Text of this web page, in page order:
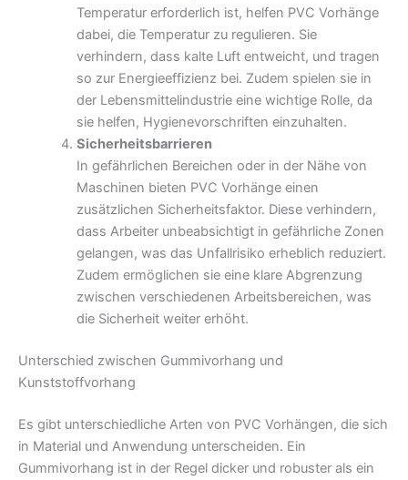
Temperatur erforderlich ist, helfen PVC Vorhänge
dabei, die Temperatur zu regulieren. Sie
verhindern, dass kalte Luft entweicht, und tragen
so zur Energieeffizienz bei. Zudem spielen sie in
der Lebensmittelindustrie eine wichtige Rolle, da
sie helfen, Hygienevorschriften einzuhalten.
Sicherheitsbarrieren
In gefährlichen Bereichen oder in der Nähe von
Maschinen bieten PVC Vorhänge einen
zusätzlichen Sicherheitsfaktor. Diese verhindern,
dass Arbeiter unbeabsichtigt in gefährliche Zonen
gelangen, was das Unfallrisiko erheblich reduziert.
Zudem ermöglichen sie eine klare Abgrenzung
zwischen verschiedenen Arbeitsbereichen, was
die Sicherheit weiter erhöht.
Unterschied zwischen Gummivorhang und
Kunststoffvorhang
Es gibt unterschiedliche Arten von PVC Vorhängen, die sich
in Material und Anwendung unterscheiden. Ein
Gummivorhang ist in der Regel dicker und robuster als ein